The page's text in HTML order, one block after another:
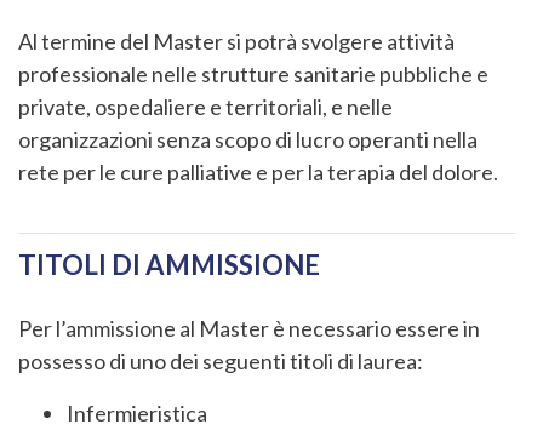
Al termine del Master si potrà svolgere attività
professionale nelle strutture sanitarie pubbliche e
private, ospedaliere e territoriali, e nelle
organizzazioni senza scopo di lucro operanti nella
rete per le cure palliative e per la terapia del dolore.
TITOLI DI AMMISSIONE
Per l’ammissione al Master è necessario essere in
possesso di uno dei seguenti titoli di laurea:
Infermieristica